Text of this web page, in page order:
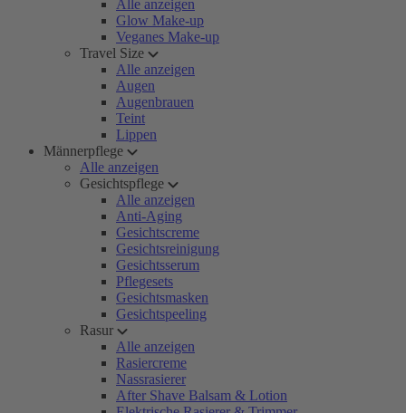
Alle anzeigen
Glow Make-up
Veganes Make-up
Travel Size
Alle anzeigen
Augen
Augenbrauen
Teint
Lippen
Männerpflege
Alle anzeigen
Gesichtspflege
Alle anzeigen
Anti-Aging
Gesichtscreme
Gesichtsreinigung
Gesichtsserum
Pflegesets
Gesichtsmasken
Gesichtspeeling
Rasur
Alle anzeigen
Rasiercreme
Nassrasierer
After Shave Balsam & Lotion